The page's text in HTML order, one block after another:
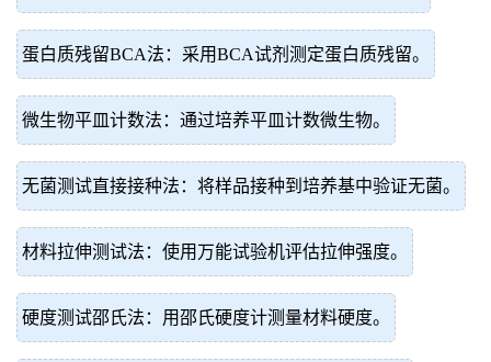
蛋白质残留BCA法：采用BCA试剂测定蛋白质残留。
微生物平皿计数法：通过培养平皿计数微生物。
无菌测试直接接种法：将样品接种到培养基中验证无菌。
材料拉伸测试法：使用万能试验机评估拉伸强度。
硬度测试邵氏法：用邵氏硬度计测量材料硬度。